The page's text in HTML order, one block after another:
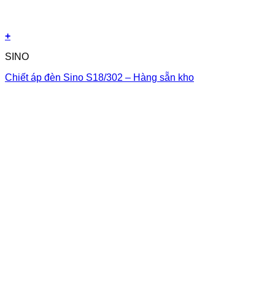
+
SINO
Chiết áp đèn Sino S18/302 – Hàng sẵn kho